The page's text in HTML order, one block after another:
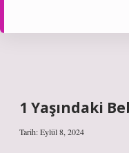
1 Yaşındaki
Tarih: Eylül 8, 2024